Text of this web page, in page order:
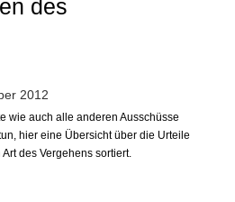
des
2012
wie auch alle anderen Ausschüsse
hier eine Übersicht über die Urteile
des Vergehens sortiert.